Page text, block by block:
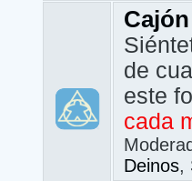
de
este
cada
Deinos,